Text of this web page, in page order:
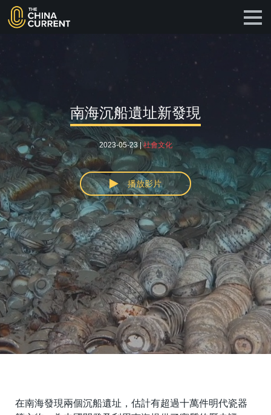
南海沉船遺址新發現
2023-05-23 |社會文化
播放影片
在南海發現兩個沉船遺址，估計有超過十萬件明代瓷器